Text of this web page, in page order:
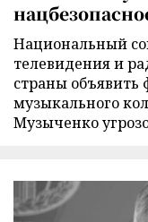
Национальный
телевидения и
страны объявить
музыкального
Музыченко